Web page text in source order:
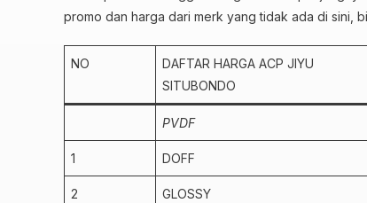
promo dan harga dari merk yang tidak ada di sini,
NO
DAFTAR HARGA ACP JIYU
SITUBONDO
PVDF
1 DOFF
2 GLOSSY